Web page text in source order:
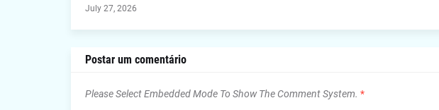
July 27, 2026
Postar um comentário
Please Select Embedded Mode To Show The Comment System. *